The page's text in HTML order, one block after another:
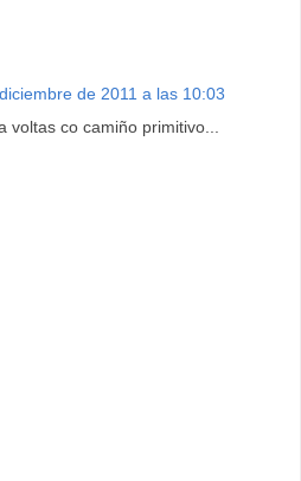
de 2011 a las 10:03
voltas co camiño primitivo...